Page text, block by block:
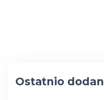
Ostatnio